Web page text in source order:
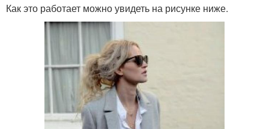
Как это работает можно увидеть на рисунке ниже.